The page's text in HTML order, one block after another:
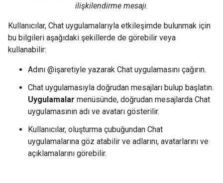
ilişkilendirme mesajı.
Kullanıcılar, Chat uygulamalarıyla etkileşimde bulunmak için
bu bilgileri aşağıdaki şekillerde de görebilir veya
kullanabilir:
Adını @işaretiyle yazarak Chat uygulamasını çağırın.
Chat uygulamasıyla doğrudan mesajları bulup başlatın.
Uygulamalar menüsünde, doğrudan mesajlarda Chat
uygulamasının adı ve avatarı gösterilir.
Kullanıcılar, oluşturma çubuğundan Chat
uygulamalarına göz atabilir ve adlarını, avatarlarını ve
açıklamalarını görebilir.